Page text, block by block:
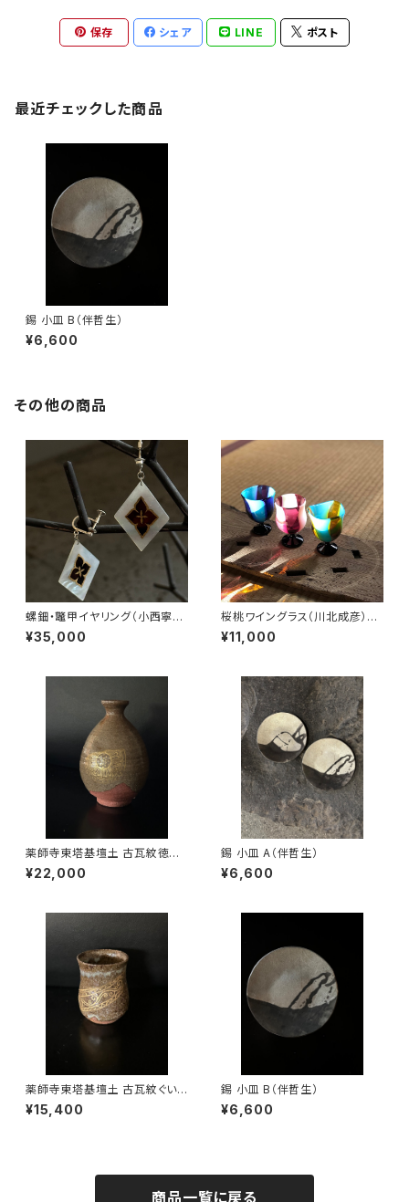
保存 シェア LINE ポスト
最近チェックした商品
錫 小皿 B（伴哲生）
¥6,600
その他の商品
螺鈿・鼈甲イヤリング（小西寧
子）
¥35,000
桜桃ワイングラス（川北成彦）ピ
ンクのみ在庫あり
¥11,000
薬師寺東塔基壇土 古瓦紋徳利
（尾西宏紀）
¥22,000
錫 小皿 A（伴哲生）
¥6,600
薬師寺東塔基壇土 古瓦紋ぐい
呑み（尾西宏紀）
¥15,400
錫 小皿 B（伴哲生）
¥6,600
商品一覧に戻る